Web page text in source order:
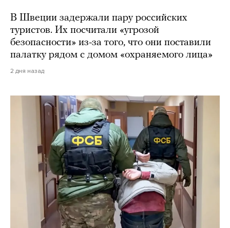
В Швеции задержали пару российских
туристов. Их посчитали «угрозой
безопасности» из-за того, что они поставили
палатку рядом с домом «охраняемого лица»
2 дня назад